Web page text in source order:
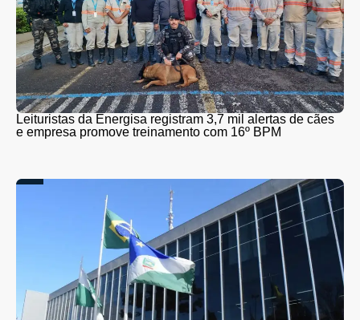
Leituristas da Energisa registram 3,7 mil alertas de cães
e empresa promove treinamento com 16º BPM